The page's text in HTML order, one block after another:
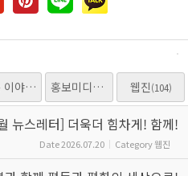
사는 이야기(153) 홍보미디어 웹진(104)
뉴스레터] 더욱더 힘차게! 함께!
Date2026.07.20 Category웹진